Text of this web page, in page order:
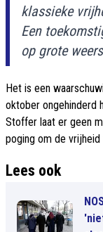
klassieke
Een
op grote
Het is een
oktober ongehinderd
Stoffer laat er geen
poging om de
Lees ook